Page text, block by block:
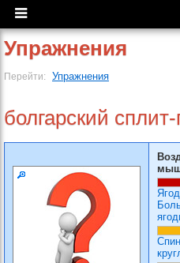
Упражнения
Перейти: Упражнения
болгарский